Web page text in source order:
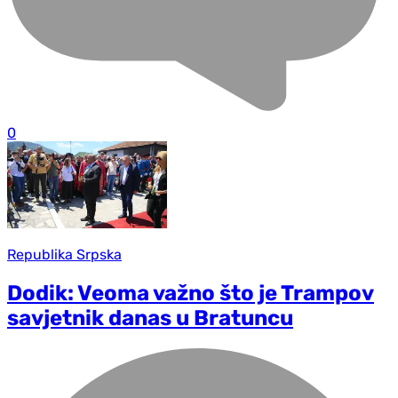
0
Republika Srpska
Dodik: Veoma važno što je Trampov
savjetnik danas u Bratuncu